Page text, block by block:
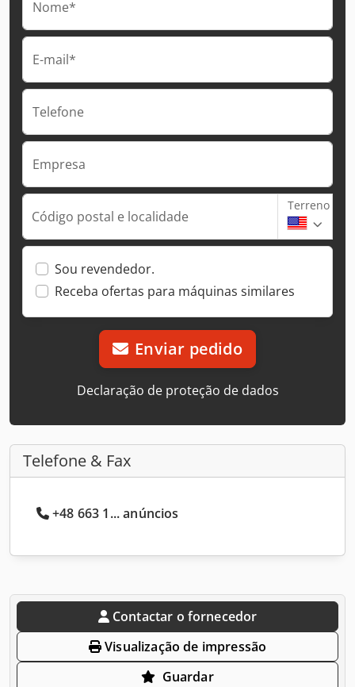
Nome*
E-mail*
Telefone
Empresa
Código postal e localidade
Terreno
Sou revendedor.
Receba ofertas para máquinas similares
Enviar pedido
Declaração de proteção de dados
Telefone & Fax
+48 663 1... anúncios
Contactar o fornecedor
Visualização de impressão
Guardar